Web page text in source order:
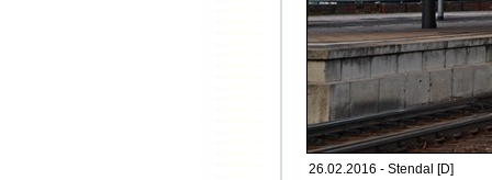
26.02.2016 - Stendal [D]